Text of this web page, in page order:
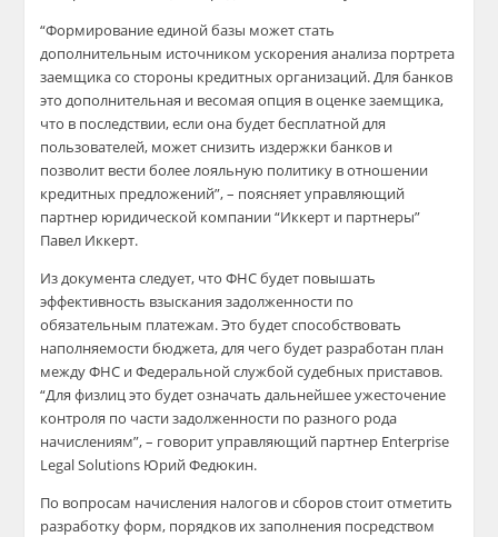
“Формирование единой базы может стать
дополнительным источником ускорения анализа портрета
заемщика со стороны кредитных организаций. Для банков
это дополнительная и весомая опция в оценке заемщика,
что в последствии, если она будет бесплатной для
пользователей, может снизить издержки банков и
позволит вести более лояльную политику в отношении
кредитных предложений”, – поясняет управляющий
партнер юридической компании “Иккерт и партнеры”
Павел Иккерт.
Из документа следует, что ФНС будет повышать
эффективность взыскания задолженности по
обязательным платежам. Это будет способствовать
наполняемости бюджета, для чего будет разработан план
между ФНС и Федеральной службой судебных приставов.
“Для физлиц это будет означать дальнейшее ужесточение
контроля по части задолженности по разного рода
начислениям”, – говорит управляющий партнер Enterprise
Legal Solutions Юрий Федюкин.
По вопросам начисления налогов и сборов стоит отметить
разработку форм, порядков их заполнения посредством